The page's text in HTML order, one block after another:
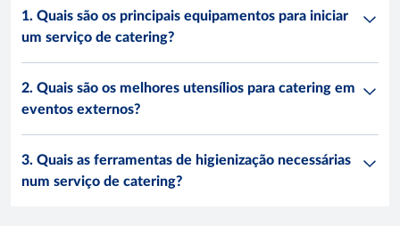
1. Quais são os principais equipamentos para iniciar
um serviço de catering?
2. Quais são os melhores utensílios para catering em
eventos externos?
3. Quais as ferramentas de higienização necessárias
num serviço de catering?